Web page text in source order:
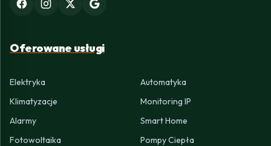
Oferowane usługi
Elektryka
Automatyka
Klimatyzacje
Monitoring IP
Alarmy
Smart Home
Fotowoltaika
Pompy Ciepła